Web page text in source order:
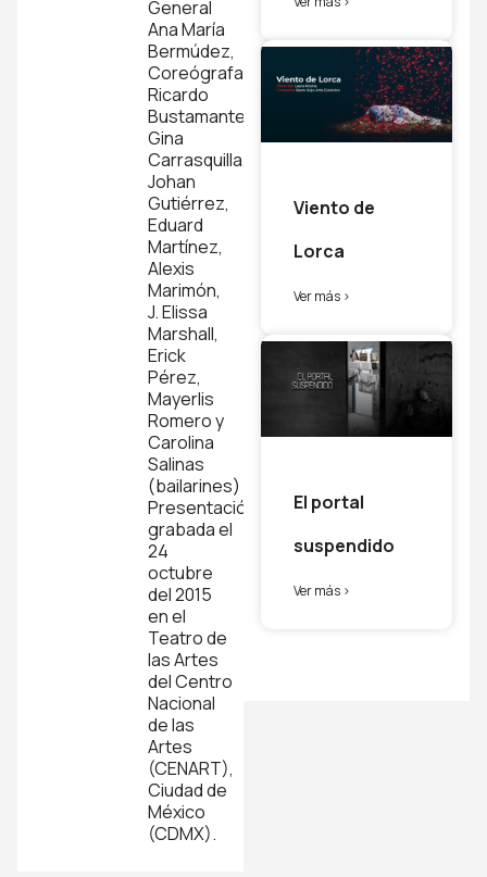
General
Ana María
Bermúdez,
Coreógrafa
Ricardo
Bustamante,
Gina
Carrasquilla,
Johan
Gutiérrez,
Eduard
Martínez,
Alexis
Marimón,
J. Elissa
Marshall,
Erick
Pérez,
Mayerlis
Romero y
Carolina
Salinas
(bailarines)
Presentación
grabada el
24
octubre
del 2015
en el
Teatro de
las Artes
del Centro
Nacional
de las
Artes
(CENART),
Ciudad de
México
(CDMX).
Viento de
Lorca
Ver más >
El portal
suspendido
Ver más >